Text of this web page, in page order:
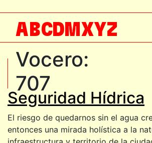
ABCDMXYZ
Vocero:
707
Seguridad Hídrica
El riesgo de quedarnos sin el agua
entonces una mirada holística a la